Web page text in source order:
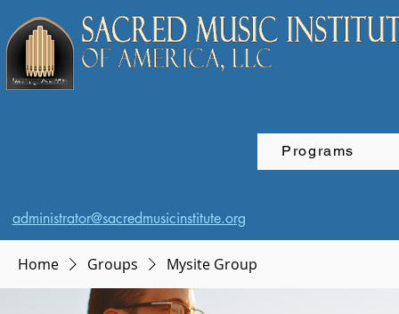
Programs
administrator@sacredmusicinstitute.org
Home Groups Mysite Group